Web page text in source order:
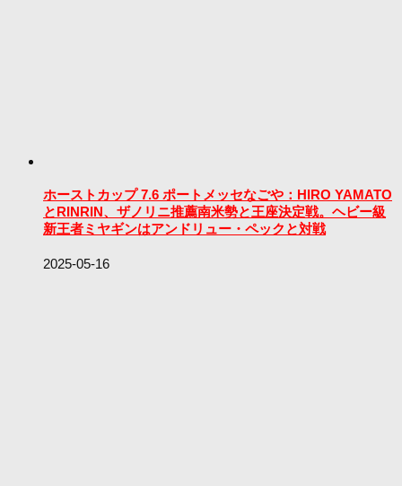
ホーストカップ 7.6 ポートメッセなごや：HIRO YAMATO
とRINRIN、ザノリニ推薦南米勢と王座決定戦。ヘビー級
新王者ミヤギンはアンドリュー・ペックと対戦
2025-05-16